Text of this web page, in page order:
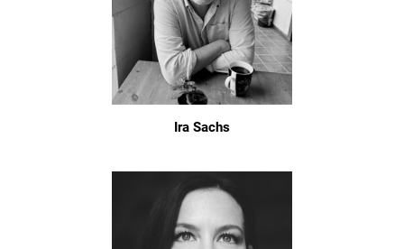
Ira Sachs